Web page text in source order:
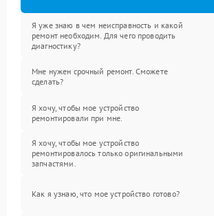
Я уже знаю в чем неисправность и какой
ремонт необходим. Для чего проводить
диагностику?
Мне нужен срочный ремонт. Сможете
сделать?
Я хочу, чтобы мое устройство
ремонтировали при мне.
Я хочу, чтобы мое устройство
ремонтировалось только оригинальными
запчастями.
Как я узнаю, что мое устройство готово?